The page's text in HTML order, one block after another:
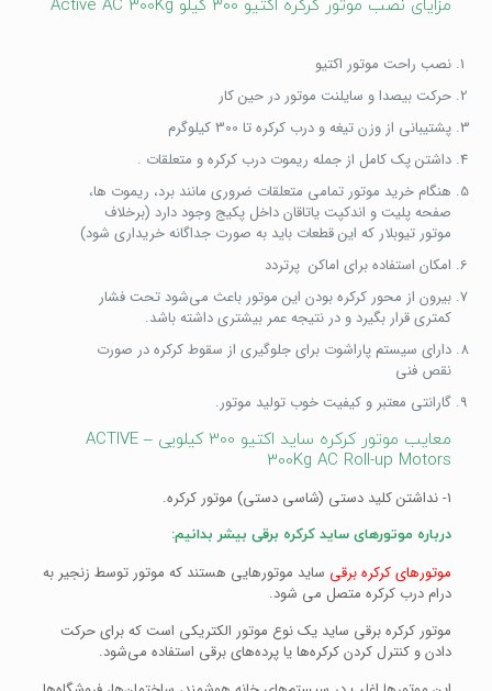
مزایای نصب موتور کرکره اکتیو 300 کیلو Active AC 300Kg
نصب راحت موتور اکتیو
حرکت بیصدا و سایلنت موتور در حین کار
پشتیبانی از وزن تیغه و درب کرکره تا 300 کیلوگرم
داشتن پک کامل از جمله ریموت درب کرکره و متعلقات .
هنگام خرید موتور تمامی متعلقات ضروری مانند برد، ریموت ها،
صفحه پلیت و اندکپت یاتاقان داخل پکیج وجود دارد (برخلاف
موتور تیوبلار که این قطعات باید به صورت جداگانه خریداری شود)
امکان استفاده برای اماکن پرتردد
بیرون از محور کرکره بودن این موتور باعث می‌شود تحت فشار
کمتری قرار بگیرد و در نتیجه عمر بیشتری داشته باشد.
دارای سیستم پاراشوت برای جلوگیری از سقوط کرکره در صورت
نقص فنی
گارانتی معتبر و کیفیت خوب تولید موتور.
معایب موتور کرکره ساید اکتیو 300 کیلویی – ACTIVE
300Kg AC Roll-up Motors
1- نداشتن کلید دستی (شاسی دستی) موتور کرکره.
درباره موتورهای ساید کرکره برقی بیشر بدانیم:
موتورهای کرکره برقی ساید موتورهایی هستند که موتور توسط زنجیر به
درام درب کرکره متصل می شود.
موتور کرکره برقی ساید یک نوع موتور الکتریکی است که برای حرکت
دادن و کنترل کردن کرکره‌ها یا پرده‌های برقی استفاده می‌شود.